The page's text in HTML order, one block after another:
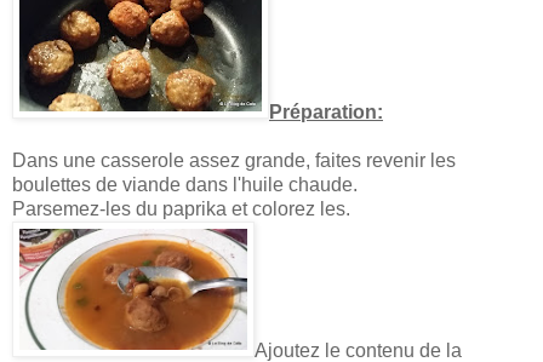
Préparation:
Dans une casserole assez grande, faites revenir les
boulettes de viande dans l'huile chaude.
Parsemez-les du paprika et colorez les.
Ajoutez le contenu de la